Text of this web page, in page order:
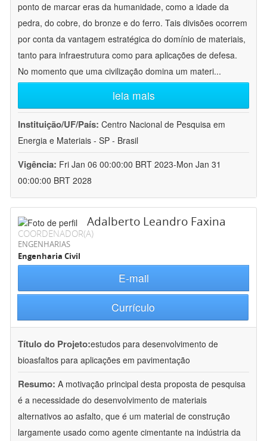
ponto de marcar eras da humanidade, como a idade da
pedra, do cobre, do bronze e do ferro. Tais divisões ocorrem
por conta da vantagem estratégica do domínio de materiais,
tanto para infraestrutura como para aplicações de defesa.
No momento que uma civilização domina um materi...
leia mais
Instituição/UF/País: Centro Nacional de Pesquisa em
Energia e Materiais - SP - Brasil
Vigência: Fri Jan 06 00:00:00 BRT 2023-Mon Jan 31
00:00:00 BRT 2028
Adalberto Leandro Faxina
COORDENADOR(A)
ENGENHARIAS
Engenharia Civil
E-mail
Currículo
Título do Projeto:estudos para desenvolvimento de
bioasfaltos para aplicações em pavimentação
Resumo: A motivação principal desta proposta de pesquisa
é a necessidade do desenvolvimento de materiais
alternativos ao asfalto, que é um material de construção
largamente usado como agente cimentante na indústria da